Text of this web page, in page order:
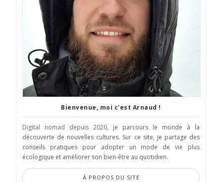
Bienvenue, moi c'est Arnaud !
Digital nomad depuis 2020, je parcours le monde à la
découverte de nouvelles cultures. Sur ce site, je partage des
conseils pratiques pour adopter un mode de vie plus
écologique et améliorer son bien-être au quotidien.
À PROPOS DU SITE